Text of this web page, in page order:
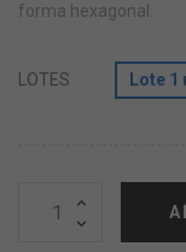
forma hexagonal.
LOTES Lote 1